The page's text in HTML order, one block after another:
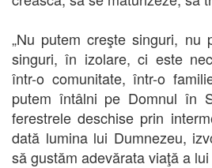
„Nu putem creşte singuri, nu
singuri, în izolare, ci este
într-o comunitate, într-o
putem întâlni pe Domnul în
ferestrele deschise prin
dată lumina lui Dumnezeu,
să gustăm adevărata viaţă a lui